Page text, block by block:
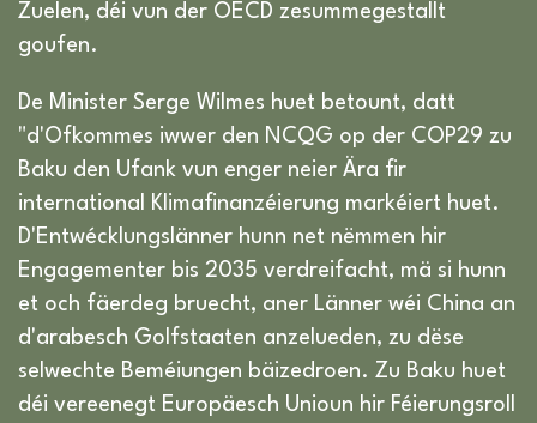
Zuelen, déi vun der OECD zesummegestallt
goufen.
De Minister Serge Wilmes huet betount, datt
"d'Ofkommes iwwer den NCQG op der COP29 zu
Baku den Ufank vun enger neier Ära fir
international Klimafinanzéierung markéiert huet.
D'Entwécklungslänner hunn net nëmmen hir
Engagementer bis 2035 verdreifacht, mä si hunn
et och fäerdeg bruecht, aner Länner wéi China an
d'arabesch Golfstaaten anzelueden, zu dëse
selwechte Beméiungen bäizedroen. Zu Baku huet
déi vereenegt Europäesch Unioun hir Féierungsroll